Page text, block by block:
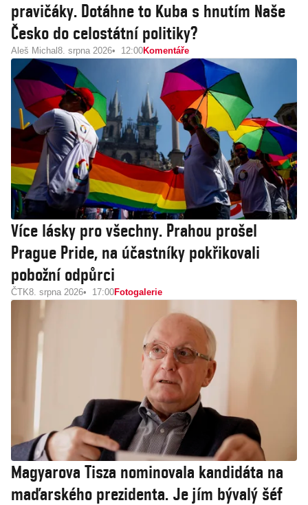
pravičáky. Dotáhne to Kuba s hnutím Naše
Česko do celostátní politiky?
Aleš Michal 8. srpna 2026 12:00Komentáře
Více lásky pro všechny. Prahou prošel
Prague Pride, na účastníky pokřikovali
pobožní odpůrci
ČTK8. srpna 2026 17:00Fotogalerie
Magyarova Tisza nominovala kandidáta na
maďarského prezidenta. Je jím bývalý šéf